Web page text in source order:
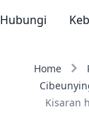
Hubungi
Home
Kisaran